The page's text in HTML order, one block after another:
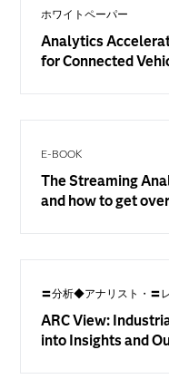
ホワイトペーパー
Analytics
for Connected
E-BOOK
The Streaming
and how to get
〓分析◆アナリスト・〓
ARC View:
into Insights and